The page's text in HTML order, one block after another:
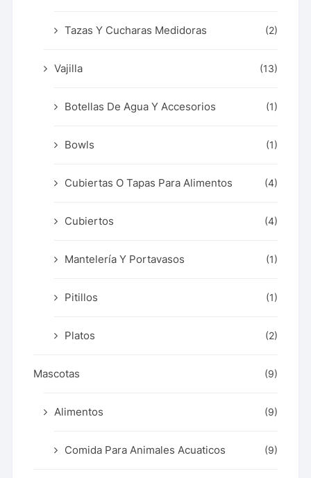
Tazas Y Cucharas Medidoras (2)
Vajilla (13)
Botellas De Agua Y Accesorios (1)
Bowls (1)
Cubiertas O Tapas Para Alimentos (4)
Cubiertos (4)
Mantelería Y Portavasos (1)
Pitillos (1)
Platos (2)
Mascotas (9)
Alimentos (9)
Comida Para Animales Acuaticos (9)